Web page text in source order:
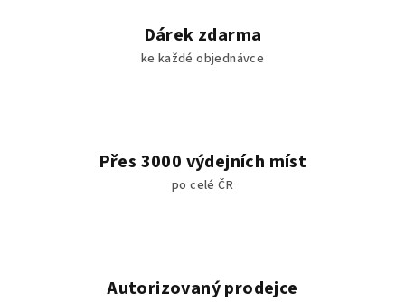
Dárek zdarma
ke každé objednávce
Přes 3000 výdejních míst
po celé ČR
Autorizovaný prodejce